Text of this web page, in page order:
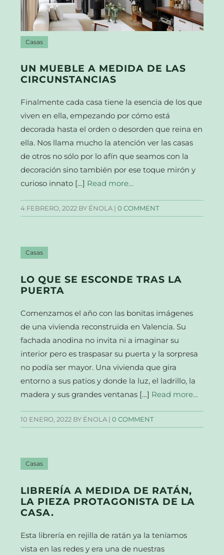
Casas
UN MUEBLE A MEDIDA DE LAS
CIRCUNSTANCIAS
Finalmente cada casa tiene la esencia de los que
viven en ella, empezando por cómo está
decorada hasta el orden o desorden que reina en
ella. Nos llama mucho la atención ver las casas
de otros no sólo por lo afín que seamos con la
decoración sino también por ese toque mirón y
curioso innato […] Read more…
4 FEBRERO, 2022 BY ÉNOLA |0 COMMENT
Casas
LO QUE SE ESCONDE TRAS LA
PUERTA
Comenzamos el año con las bonitas imágenes
de una vivienda reconstruida en Valencia. Su
fachada anodina no invita ni a imaginar su
interior pero es traspasar su puerta y la sorpresa
no podía ser mayor. Una vivienda que gira
entorno a sus patios y donde la luz, el ladrillo, la
madera y sus grandes ventanas […] Read more…
10 ENERO, 2022 BY ÉNOLA |0 COMMENT
Casas
LIBRERÍA A MEDIDA DE RATÁN,
LA PIEZA PROTAGONISTA DE LA
CASA.
Esta librería en rejilla de ratán ya la teníamos
vista en las redes y era una de nuestras